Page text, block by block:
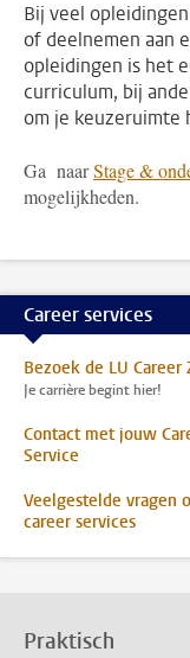
Bij veel
of deelnemen aan
opleidingen is het
curriculum, bij
om je keuzeruimte
Ga naarStage &
mogelijkheden.
Career services
Bezoek de LU Career
Je carrière begint hier!
Contact met jouw
Service
Veelgestelde vragen
career services
Praktisch